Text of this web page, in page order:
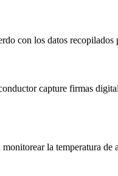
con los datos
capture firmas
la temperatura